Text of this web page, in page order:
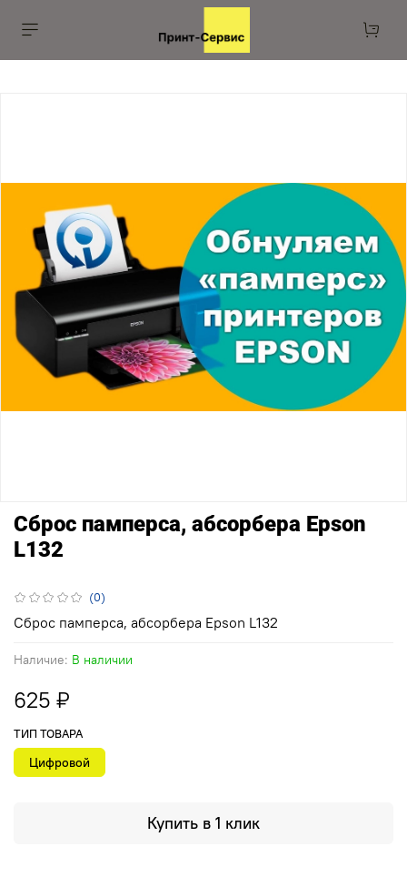
(0)
Наличие: В наличии
Сброс памперса, абсорбера Epson
L132
625 ₽
Купить в 1 клик
ТИП ТОВАРА
Цифровой
Сброс памперса, абсорбера Epson L132